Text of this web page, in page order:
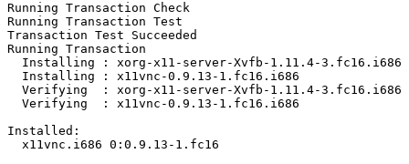
Running Transaction Check
Running Transaction Test
Transaction Test Succeeded
Running Transaction
Installing : xorg-x11-server-Xvfb-1.11.4-
Installing : x11vnc-0.9.13-1.fc16.i686
Verifying  : xorg-x11-server-Xvfb-1.11.4-
Verifying  : x11vnc-0.9.13-1.fc16.i686
Installed: